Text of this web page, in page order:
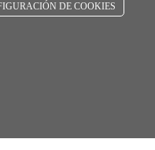
DE COOKIES